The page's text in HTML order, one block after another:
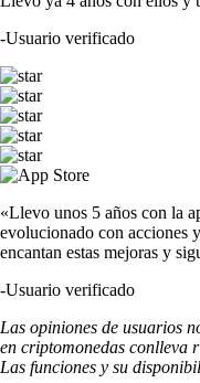
-Usuario verificado
«Llevo unos 5 años con la
evolucionado con acciones
encantan estas mejoras y
-Usuario verificado
Las opiniones de usuarios
en criptomonedas conlleva
Las funciones y su